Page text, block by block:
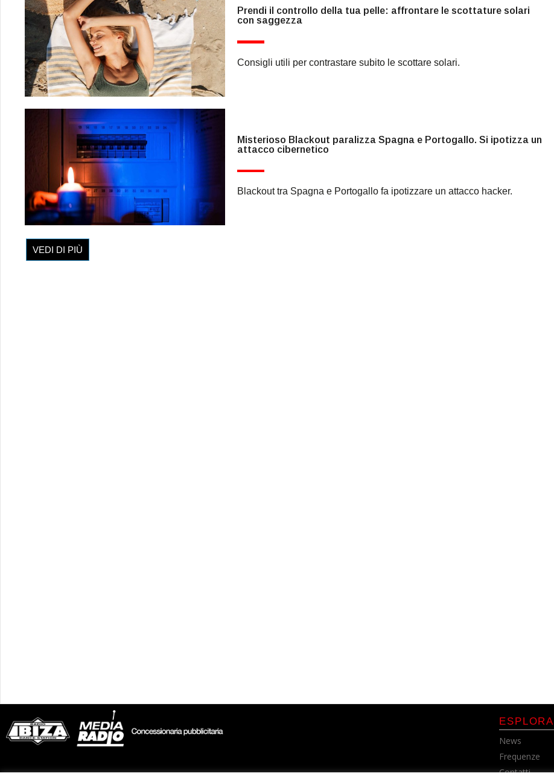
Prendi il controllo della tua pelle: affrontare le scottature solari
con saggezza
Consigli utili per contrastare subito le scottare solari.
Misterioso Blackout paralizza Spagna e Portogallo. Si ipotizza un
attacco cibernetico
Blackout tra Spagna e Portogallo fa ipotizzare un attacco hacker.
VEDI DI PIÙ
ESPLORA
News
Frequenze
Contatti